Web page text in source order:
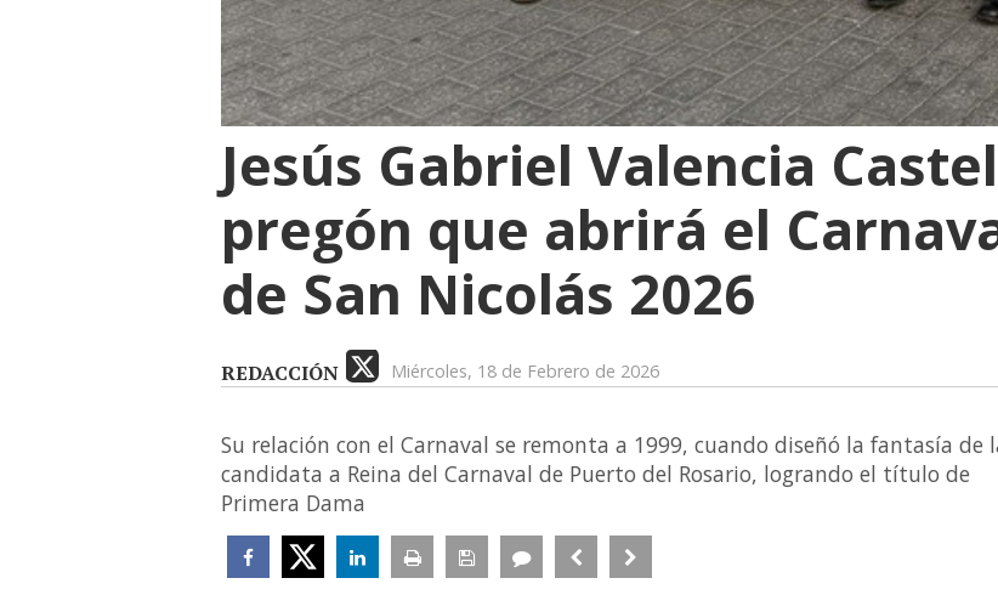
Jesús Gabriel Valencia
pregón que abrirá el
de San Nicolás 2026
REDACCIÓN Miércoles, 18 de Febrero de 2026
Su relación con el Carnaval se remonta a 1999, cuando diseñó la fantasía de
candidata a Reina del Carnaval de Puerto del Rosario, logrando el título de
Primera Dama